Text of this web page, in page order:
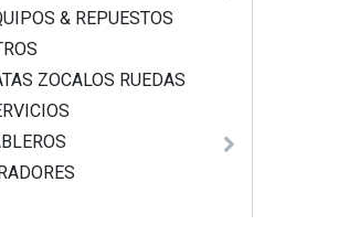
& REPUESTOS
ZOCALOS RUEDAS